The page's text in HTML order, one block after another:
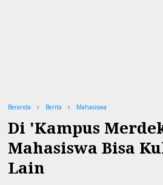
Beranda Berita Mahasiswa
Di 'Kampus
Mahasiswa Bisa
Lain